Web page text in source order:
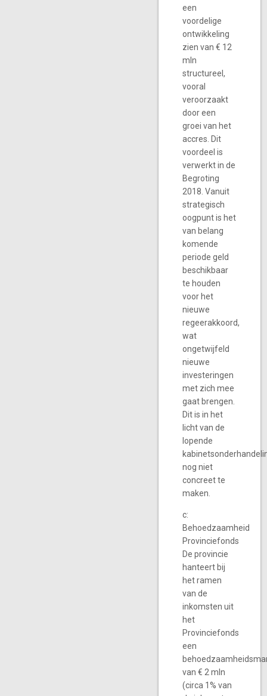
een
voordelige
ontwikkeling
zien van € 12
mln
structureel,
vooral
veroorzaakt
door een
groei van het
accres. Dit
voordeel is
verwerkt in de
Begroting
2018. Vanuit
strategisch
oogpunt is het
van belang
komende
periode geld
beschikbaar
te houden
voor het
nieuwe
regeerakkoord,
wat
ongetwijfeld
nieuwe
investeringen
met zich mee
gaat brengen.
Dit is in het
licht van de
lopende
nog niet
concreet te
maken.
c:
Behoedzaamheid
Provinciefonds
De provincie
hanteert bij
het ramen
van de
inkomsten uit
het
Provinciefonds
een
van € 2 mln
(circa 1% van